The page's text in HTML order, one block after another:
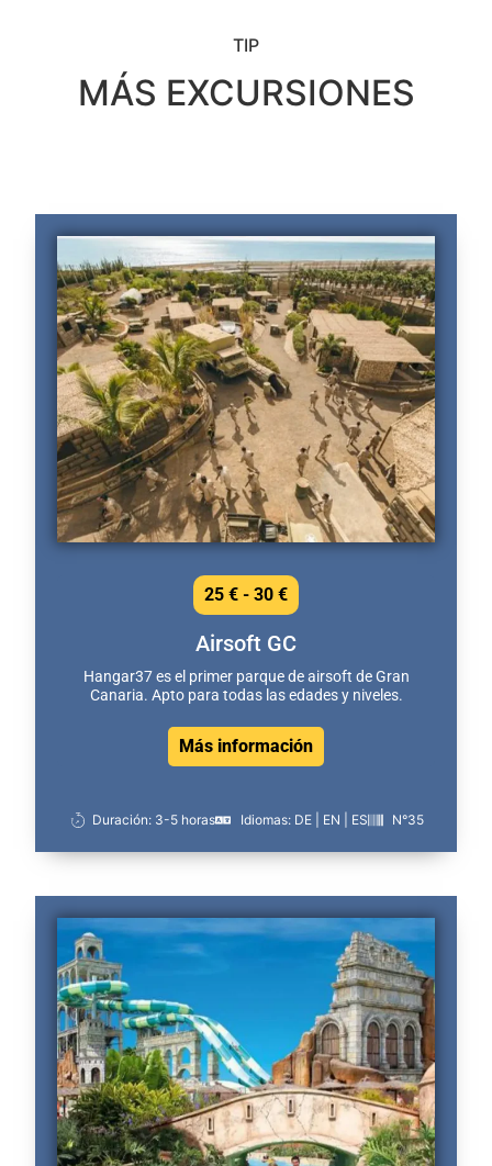
TIP
MÁS EXCURSIONES
Airsoft GC
Hangar37 es el primer parque de airsoft de Gran
Canaria. Apto para todas las edades y niveles.
Más información
25 € - 30 €
Duración: 3-5 horas Idiomas: DE | EN | ES N°35